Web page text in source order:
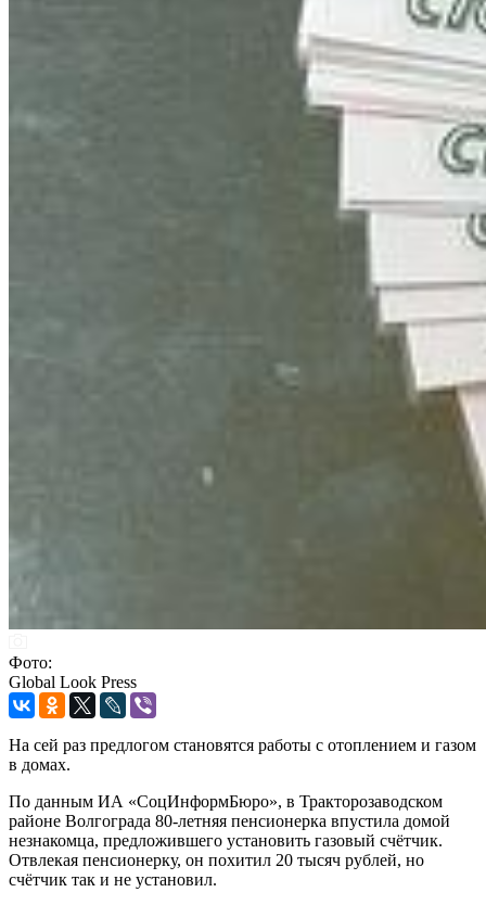
Фото:
Global Look Press
На сей раз предлогом становятся работы с отоплением и газом
в домах.
По данным ИА «СоцИнформБюро», в Тракторозаводском
районе Волгограда 80-летняя пенсионерка впустила домой
незнакомца, предложившего установить газовый счётчик.
Отвлекая пенсионерку, он похитил 20 тысяч рублей, но
счётчик так и не установил.